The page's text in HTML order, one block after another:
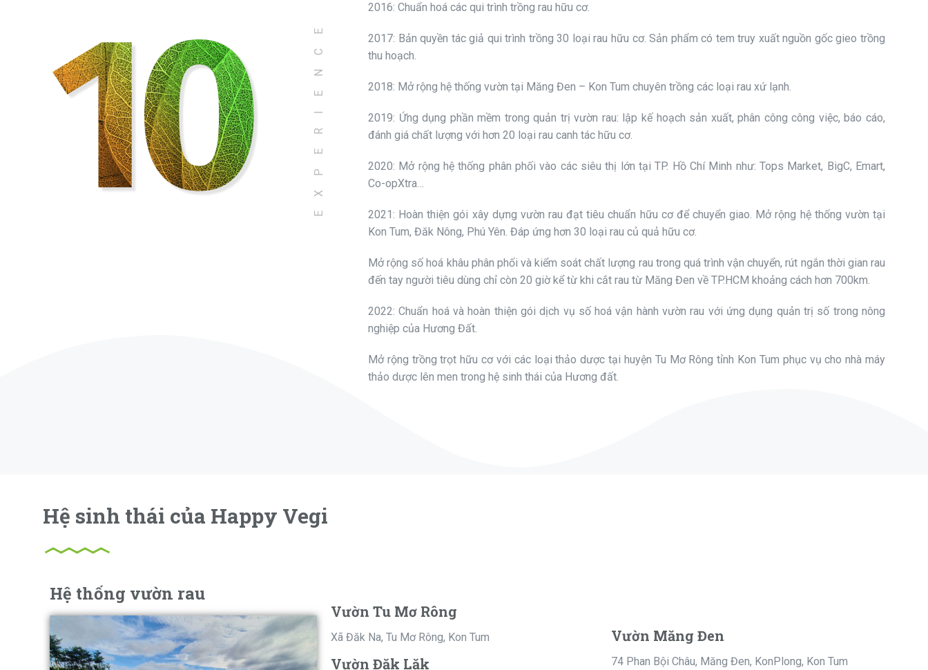
EXPERIENCE
2016: Chuẩn hoá các qui trình trồng rau hữu cơ.
2017: Bản quyền tác giả qui trình trồng 30 loại rau hữu cơ. Sản phẩm có tem truy xuất nguồn gốc gieo trồng
thu hoạch.
2018: Mở rộng hệ thống vườn tại Măng Đen – Kon Tum chuyên trồng các loại rau xứ lạnh.
2019: Ứng dụng phần mềm trong quản trị vườn rau: lập kế hoạch sản xuất, phân công công việc, báo cáo,
đánh giá chất lượng với hơn 20 loại rau canh tác hữu cơ.
2020: Mở rộng hệ thống phân phối vào các siêu thị lớn tại TP. Hồ Chí Minh như: Tops Market, BigC, Emart,
Co-opXtra…
2021: Hoàn thiện gói xây dựng vườn rau đạt tiêu chuẩn hữu cơ để chuyển giao. Mở rộng hệ thống vườn tại
Kon Tum, Đăk Nông, Phú Yên. Đáp ứng hơn 30 loại rau củ quả hữu cơ.
Mở rộng số hoá khâu phân phối và kiểm soát chất lượng rau trong quá trình vận chuyển, rút ngắn thời gian rau
đến tay người tiêu dùng chỉ còn 20 giờ kể từ khi cắt rau từ Măng Đen về TP.HCM khoảng cách hơn 700km.
2022: Chuẩn hoá và hoàn thiện gói dịch vụ số hoá vận hành vườn rau với ứng dụng quản trị số trong nông
nghiệp của Hương Đất.
Mở rộng trồng trọt hữu cơ với các loại thảo dược tại huyện Tu Mơ Rông tỉnh Kon Tum phục vụ cho nhà máy
thảo dược lên men trong hệ sinh thái của Hương đất.
Hệ sinh thái của Happy Vegi
Hệ thống vườn rau
Vườn Tu Mơ Rông
Xã Đăk Na, Tu Mơ Rông, Kon Tum
Vườn Đăk Lăk
Vườn Măng Đen
74 Phan Bội Châu, Măng Đen, KonPlong, Kon Tum